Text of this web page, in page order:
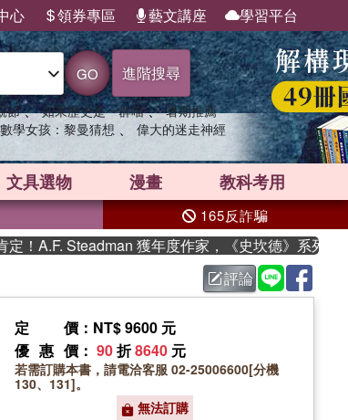
心 領券專區 藝文講座 學習平台
GO 進階搜尋
節 、 如果歷史是一群喵 、 暑期推薦
數學女孩：黎曼猜想 、 偉大的迷走神經
文具選物 漫畫 教科考用
165反詐騙
A.F. Steadman 獲年度作家，《史坎德》系列帶你踏
評論
定價 ：NT$ 9600 元
優惠價 ： 90折8640 元
若需訂購本書，請電洽客服 02-25006600[分機
130、131]。
無法訂購